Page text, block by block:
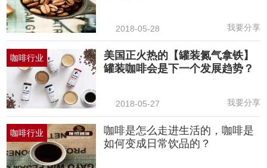
2018-05-28 我要分享
咖啡行业
美国正火热的【罐装氮气拿铁】
罐装咖啡会是下一个发展趋势？
2018-05-27 我要分享
咖啡行业
咖啡是怎么走进生活的，咖啡是
如何变成日常饮品的？